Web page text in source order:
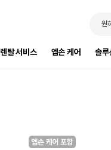
원
렌탈 서비스 엡손 케어 솔루